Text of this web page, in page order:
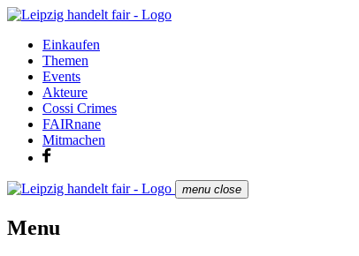
Einkaufen
Themen
Events
Akteure
Cossi Crimes
FAIRnane
Mitmachen
menu close
Menu